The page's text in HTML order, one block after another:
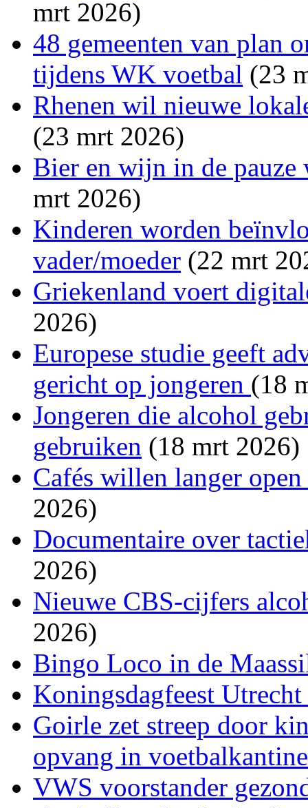
mrt 2026)
48 gemeenten van plan
tijdens WK voetbal (23
Rhenen wil nieuwe
(23 mrt 2026)
Bier en wijn in de pauze
mrt 2026)
Kinderen worden
vader/moeder (22 mrt
Griekenland voert
2026)
Europese studie geeft
gericht op jongeren (18
Jongeren die alcohol
gebruiken (18 mrt 2026)
Cafés willen langer
2026)
Documentaire over
2026)
Nieuwe CBS-cijfers
2026)
Bingo Loco in de
Koningsdagfeest
Goirle zet streep door
opvang in
VWS voorstander